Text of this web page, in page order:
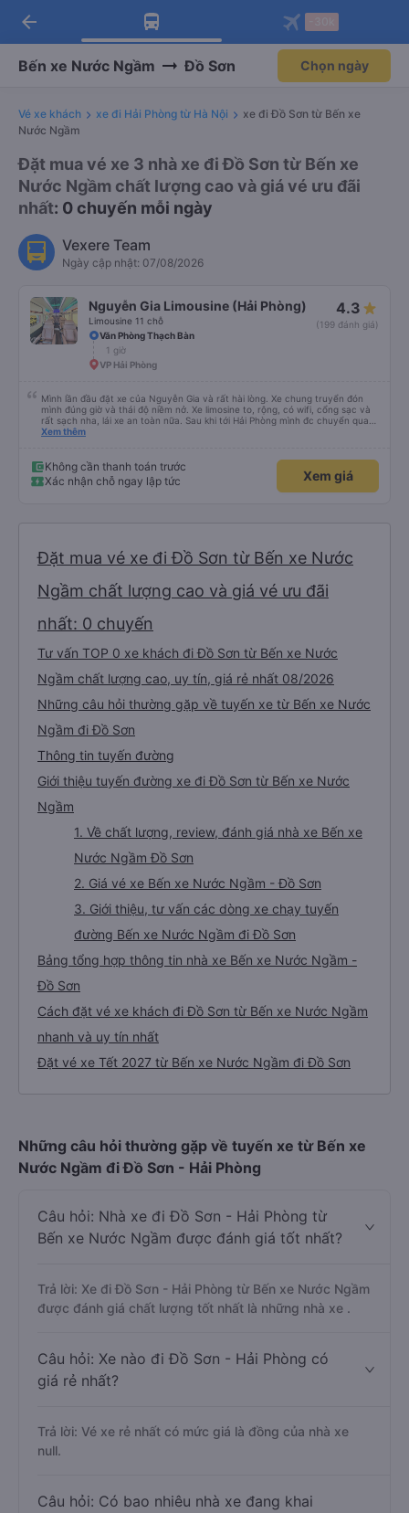
Tải app Vexere ngay!
Nhận ưu đãi thành viên độc
Mở app
Tải app Vexere
-30k/ghế khi đặt vé máy bay qua
Mở app
arrow_back
Bến xe Nước Ngầm Đồ Sơn Chọn ngày
Vé xe khách xe đi Hải Phòng từ Hà Nội
xe đi Đồ Sơn từ Bến xe
Nước Ngầm
Đặt mua vé xe 3 nhà xe đi Đồ Sơn từ Bến xe
Nước Ngầm chất lượng cao và giá vé ưu đãi
nhất: 0 chuyến mỗi ngày
Vexere Team
Ngày cập nhật: 07/08/2026
Nguyễn Gia Limousine (Hải Phòng)
Limousine 11 chỗ
4.3
(199 đánh giá)
Văn Phòng Thạch Bàn
1 giờ
VP Hải Phòng
Mình lần đầu đặt xe của Nguyễn Gia và rất hài lòng. Xe chung truyển đón
mình đúng giờ và thái độ niềm nở. Xe limosine to, rộng, có wifi, cổng sạc và
rất sạch nha, lái xe an toàn nữa. Sau khi tới Hải Phòng mình đc chuyển qua
xe trung chuyển ( vf6) sạch sẽ, thoải mái bạn lái xe rất nice. 1 trải nghiệm
Xem thêm
Không cần thanh toán trước
Xác nhận chỗ ngay lập tức
Xem giá
Đặt mua vé xe đi Đồ Sơn từ Bến xe Nước
Ngầm chất lượng cao và giá vé ưu đãi
nhất: 0 chuyến
Tư vấn TOP 0 xe khách đi Đồ Sơn từ Bến xe Nước
Ngầm chất lượng cao, uy tín, giá rẻ nhất 08/2026
Những câu hỏi thường gặp về tuyến xe từ Bến xe Nước
Ngầm đi Đồ Sơn
Thông tin tuyến đường
Giới thiệu tuyến đường xe đi Đồ Sơn từ Bến xe Nước
Ngầm
1. Về chất lượng, review, đánh giá nhà xe Bến xe
Nước Ngầm Đồ Sơn
2. Giá vé xe Bến xe Nước Ngầm - Đồ Sơn
3. Giới thiệu, tư vấn các dòng xe chạy tuyến
đường Bến xe Nước Ngầm đi Đồ Sơn
Bảng tổng hợp thông tin nhà xe Bến xe Nước Ngầm -
Đồ Sơn
Cách đặt vé xe khách đi Đồ Sơn từ Bến xe Nước Ngầm
nhanh và uy tín nhất
Đặt vé xe Tết 2027 từ Bến xe Nước Ngầm đi Đồ Sơn
Những câu hỏi thường gặp về tuyến xe từ Bến xe
Nước Ngầm đi Đồ Sơn - Hải Phòng
Câu hỏi: Nhà xe đi Đồ Sơn - Hải Phòng từ
Bến xe Nước Ngầm được đánh giá tốt nhất?
Trả lời: Xe đi Đồ Sơn - Hải Phòng từ Bến xe Nước Ngầm
được đánh giá chất lượng tốt nhất là những nhà xe .
Câu hỏi: Xe nào đi Đồ Sơn - Hải Phòng có
giá rẻ nhất?
Trả lời: Vé xe rẻ nhất có mức giá là đồng của nhà xe
null.
Câu hỏi: Có bao nhiêu nhà xe đang khai